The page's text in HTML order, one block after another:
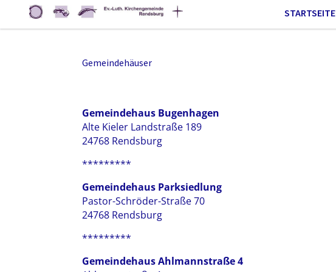
STARTSEITE
Gemeindehäuser
Gemeindehaus Bugenhagen
Alte Kieler Landstraße 189
24768 Rendsburg
*********
Gemeindehaus Parksiedlung
Pastor-Schröder-Straße 70
24768 Rendsburg
*********
Gemeindehaus Ahlmannstraße 4